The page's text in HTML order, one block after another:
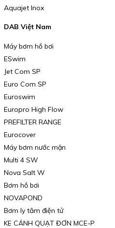
Aquajet Inox
DAB Việt Nam
Máy bơm hồ bơi
ESwim
Jet Com SP
Euro Com SP
Euroswim
Europro High Flow
PREFILTER RANGE
Eurocover
Máy bơm nước mặn
Multi 4 SW
Nova Salt W
Bơm hồ bơi
NOVAPOND
Bơm ly tâm điện tử
KE CÁNH QUẠT ĐƠN MCE-P